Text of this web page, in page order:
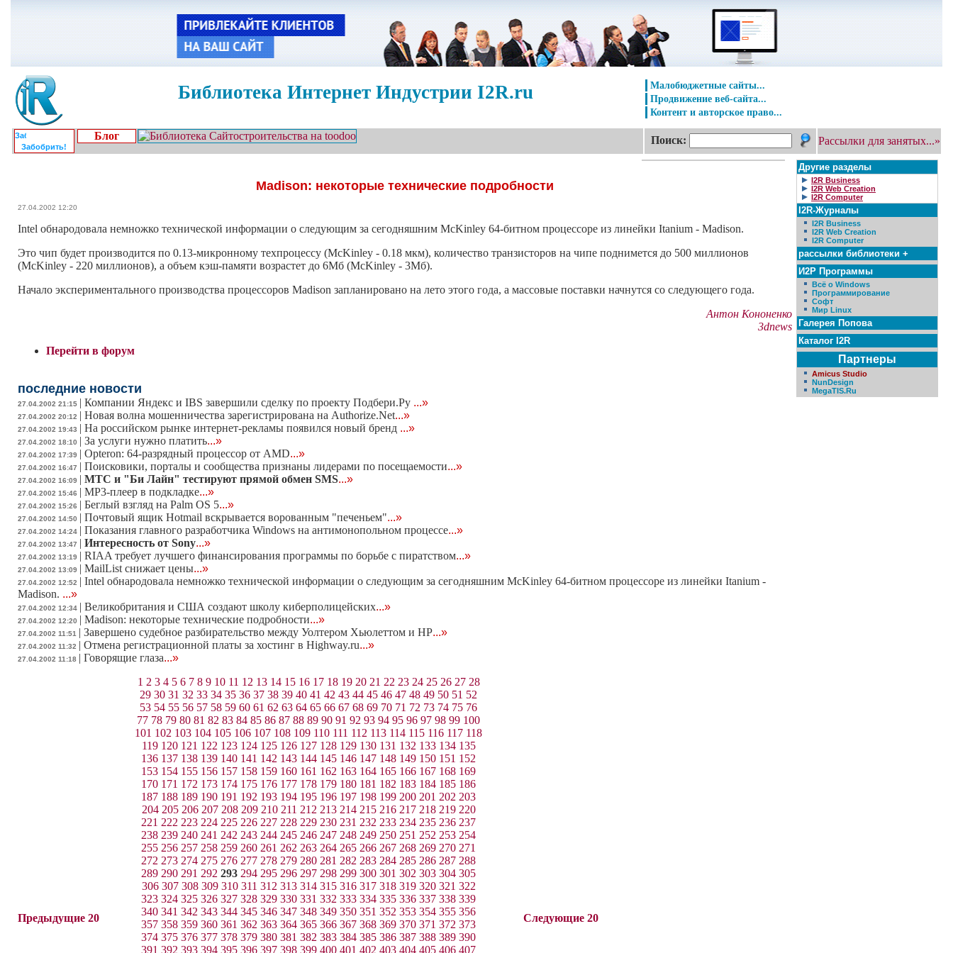
Библиотека Интернет Индустрии I2R.ru
Малобюджетные сайты...
Продвижение веб-сайта...
Контент и авторское право...
Забобрить!
Блог Поиск: Рассылки для занятых...»
Madison: некоторые технические подробности
27.04.2002 12:20
Intel обнародовала немножко технической информации о следующим за сегодняшним McKinley 64-битном процессоре из линейки Itanium - Madison.
Это чип будет производится по 0.13-микронному техпроцессу (McKinley - 0.18 мкм), количество транзисторов на чипе поднимется до 500 миллионов
(McKinley - 220 миллионов), а объем кэш-памяти возрастет до 6Мб (McKinley - 3Мб).
Начало экспериментального производства процессоров Madison запланировано на лето этого года, а массовые поставки начнутся со следующего года.
Антон Кононенко
3dnews
Перейти в форум
последние новости
27.04.2002 21:15 | Компании Яндекс и IBS завершили сделку по проекту Подбери.Ру ...»
27.04.2002 20:12 | Новая волна мошенничества зарегистрирована на Authorize.Net...»
27.04.2002 19:43 | На российском рынке интернет-рекламы появился новый бренд ...»
27.04.2002 18:10 | За услуги нужно платить...»
27.04.2002 17:39 | Opteron: 64-разрядный процессор от AMD...»
27.04.2002 16:47 | Поисковики, порталы и сообщества признаны лидерами по посещаемости...»
27.04.2002 16:09 | МТС и "Би Лайн" тестируют прямой обмен SMS...»
27.04.2002 15:46 | MP3-плеер в подкладке...»
27.04.2002 15:26 | Беглый взгляд на Palm OS 5...»
27.04.2002 14:50 | Почтовый ящик Hotmail вскрывается ворованным "печеньем"...»
27.04.2002 14:24 | Показания главного разработчика Windows на антимонопольном процессе...»
27.04.2002 13:47 | Интересность от Sony...»
27.04.2002 13:19 | RIAA требует лучшего финансирования программы по борьбе с пиратством...»
27.04.2002 13:09 | MailList снижает цены...»
27.04.2002 12:52 | Intel обнародовала немножко технической информации о следующим за сегодняшним McKinley 64-битном процессоре из линейки Itanium -
Madison. ...»
27.04.2002 12:34 | Великобритания и США создают школу киберполицейских...»
27.04.2002 12:20 | Madison: некоторые технические подробности...»
27.04.2002 11:51 | Завершено судебное разбирательство между Уолтером Хьюлеттом и HP...»
27.04.2002 11:32 | Отмена регистрационной платы за хостинг в Highway.ru...»
27.04.2002 11:18 | Говорящие глаза...»
Предыдущие 20
1 2 3 4 5 6 7 8 9 10 11 12 13 14 15 16 17 18 19 20 21 22 23 24 25 26 27 28
29 30 31 32 33 34 35 36 37 38 39 40 41 42 43 44 45 46 47 48 49 50 51 52
53 54 55 56 57 58 59 60 61 62 63 64 65 66 67 68 69 70 71 72 73 74 75 76
77 78 79 80 81 82 83 84 85 86 87 88 89 90 91 92 93 94 95 96 97 98 99 100
101 102 103 104 105 106 107 108 109 110 111 112 113 114 115 116 117 118
119 120 121 122 123 124 125 126 127 128 129 130 131 132 133 134 135
136 137 138 139 140 141 142 143 144 145 146 147 148 149 150 151 152
153 154 155 156 157 158 159 160 161 162 163 164 165 166 167 168 169
170 171 172 173 174 175 176 177 178 179 180 181 182 183 184 185 186
187 188 189 190 191 192 193 194 195 196 197 198 199 200 201 202 203
204 205 206 207 208 209 210 211 212 213 214 215 216 217 218 219 220
221 222 223 224 225 226 227 228 229 230 231 232 233 234 235 236 237
238 239 240 241 242 243 244 245 246 247 248 249 250 251 252 253 254
255 256 257 258 259 260 261 262 263 264 265 266 267 268 269 270 271
272 273 274 275 276 277 278 279 280 281 282 283 284 285 286 287 288
289 290 291 292 293 294 295 296 297 298 299 300 301 302 303 304 305
306 307 308 309 310 311 312 313 314 315 316 317 318 319 320 321 322
323 324 325 326 327 328 329 330 331 332 333 334 335 336 337 338 339
340 341 342 343 344 345 346 347 348 349 350 351 352 353 354 355 356
357 358 359 360 361 362 363 364 365 366 367 368 369 370 371 372 373
374 375 376 377 378 379 380 381 382 383 384 385 386 387 388 389 390
391 392 393 394 395 396 397 398 399 400 401 402 403 404 405 406 407
Следующие 20
Другие разделы
I2R Business
I2R Web Creation
I2R Computer
I2R-Журналы
I2R Business
I2R Web Creation
I2R Computer
рассылки библиотеки +
И2Р Программы
Всё о Windows
Программирование
Софт
Мир Linux
Галерея Попова
Каталог I2R
Партнеры
Amicus Studio
NunDesign
MegaTIS.Ru